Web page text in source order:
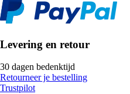
Levering en retour
30 dagen bedenktijd
Retourneer je bestelling
Trustpilot